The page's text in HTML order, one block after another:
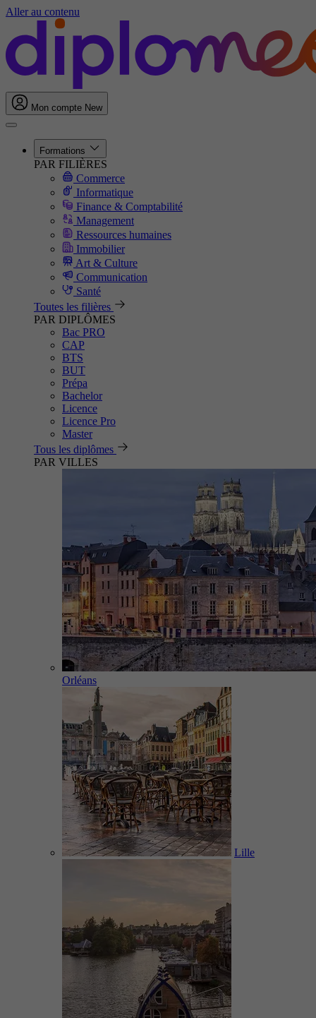
Aller au contenu
Mon compte New
Formations
PAR FILIÈRES
Commerce
Informatique
Finance & Comptabilité
Management
Ressources humaines
Immobilier
Art & Culture
Communication
Santé
Toutes les filières
PAR DIPLÔMES
Bac PRO
CAP
BTS
BUT
Prépa
Bachelor
Licence
Licence Pro
Master
Tous les diplômes
PAR VILLES
Orléans
Lille